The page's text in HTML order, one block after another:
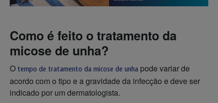
Como é feito o tratamento da
micose de unha?
O tempo de tratamento da micose de unha pode variar de
acordo com o tipo e a gravidade da infecção e deve ser
indicado por um dermatologista.